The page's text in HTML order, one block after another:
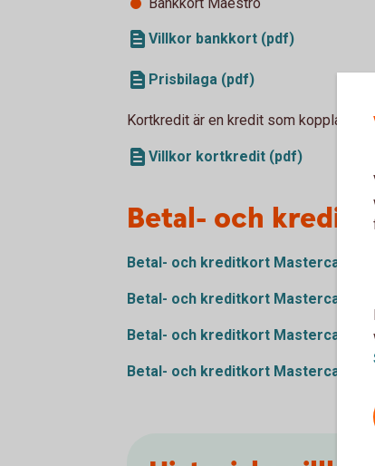
Villkor bankkort (pdf)
Prisbilaga (pdf)
Kortkredit är en kredit som kopplas till
Villkor kortkredit (pdf)
Betal- och
Betal- och kreditkort Mastercard
Betal- och kreditkort Mastercard
Betal- och kreditkort Mastercard
Betal- och kreditkort Mastercard